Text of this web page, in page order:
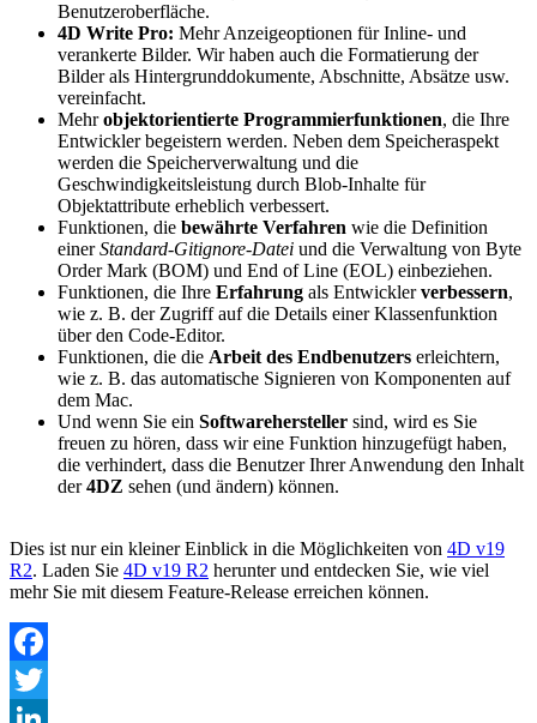
Benutzeroberfläche.
4D Write Pro: Mehr Anzeigeoptionen für Inline- und
verankerte Bilder. Wir haben auch die Formatierung der
Bilder als Hintergrunddokumente, Abschnitte, Absätze usw.
vereinfacht.
Mehrobjektorientierte Programmierfunktionen, die Ihre
Entwickler begeistern werden. Neben dem Speicheraspekt
werden die Speicherverwaltung und die
Geschwindigkeitsleistung durch Blob-Inhalte für
Objektattribute erheblich verbessert.
Funktionen, die bewährte Verfahren wie die Definition
einerStandard-Gitignore-Datei und die Verwaltung von Byte
Order Mark (BOM) und End of Line (EOL) einbeziehen.
Funktionen, die Ihre Erfahrung als Entwicklerverbessern,
wie z. B. der Zugriff auf die Details einer Klassenfunktion
über den Code-Editor.
Funktionen, die die Arbeit des Endbenutzers erleichtern,
wie z. B. das automatische Signieren von Komponenten auf
dem Mac.
Und wenn Sie ein Softwarehersteller sind, wird es Sie
freuen zu hören, dass wir eine Funktion hinzugefügt haben,
die verhindert, dass die Benutzer Ihrer Anwendung den Inhalt
der4DZ sehen (und ändern) können.
Dies ist nur ein kleiner Einblick in die Möglichkeiten von 4D v19
R2. Laden Sie 4D v19 R2 herunter und entdecken Sie, wie viel
mehr Sie mit diesem Feature-Release erreichen können.
Facebook
Twitter